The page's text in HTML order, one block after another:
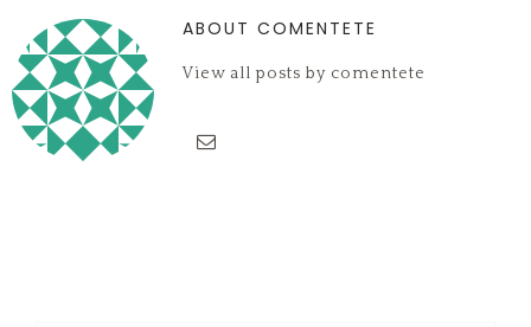
ABOUT COMENTETE
View all posts by comentete